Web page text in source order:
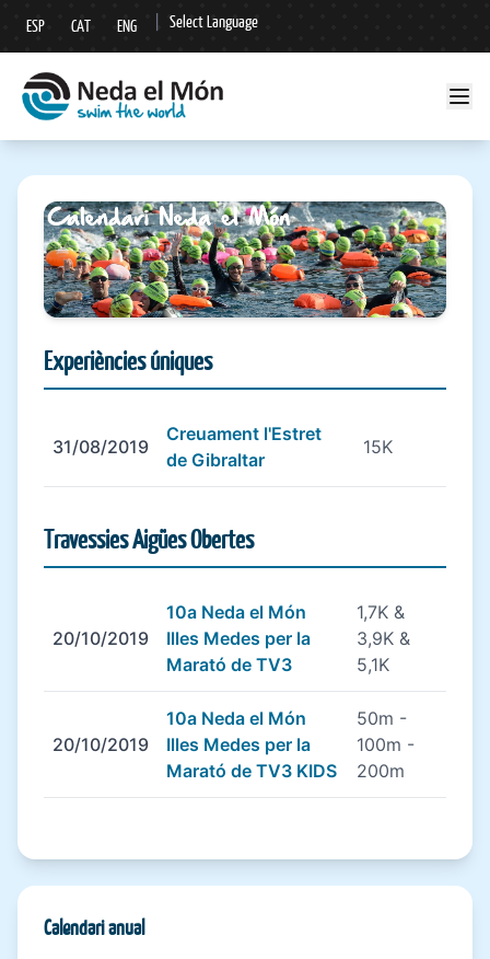
ESP CAT ENG Select Language
▼
Experiències úniques
31/08/2019
Creuament l'Estret
de Gibraltar
15K
Travessies Aigües Obertes
20/10/2019
10a Neda el Món
Illes Medes per la
Marató de TV3
1,7K &
3,9K &
5,1K
20/10/2019
10a Neda el Món
Illes Medes per la
Marató de TV3 KIDS
50m -
100m -
200m
Calendari anual